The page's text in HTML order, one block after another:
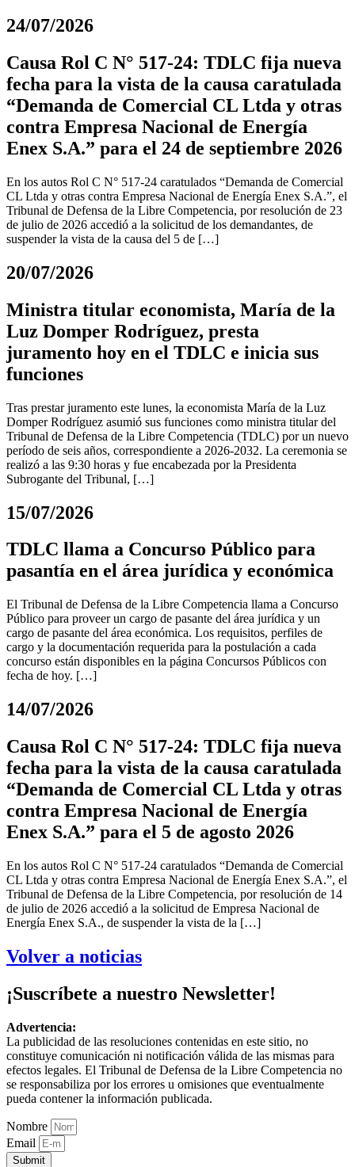
24/07/2026
Causa Rol C N° 517-24: TDLC fija nueva
fecha para la vista de la causa caratulada
“Demanda de Comercial CL Ltda y otras
contra Empresa Nacional de Energía
Enex S.A.” para el 24 de septiembre 2026
En los autos Rol C N° 517-24 caratulados “Demanda de Comercial
CL Ltda y otras contra Empresa Nacional de Energía Enex S.A.”, el
Tribunal de Defensa de la Libre Competencia, por resolución de 23
de julio de 2026 accedió a la solicitud de los demandantes, de
suspender la vista de la causa del 5 de […]
20/07/2026
Ministra titular economista, María de la
Luz Domper Rodríguez, presta
juramento hoy en el TDLC e inicia sus
funciones
Tras prestar juramento este lunes, la economista María de la Luz
Domper Rodríguez asumió sus funciones como ministra titular del
Tribunal de Defensa de la Libre Competencia (TDLC) por un nuevo
período de seis años, correspondiente a 2026-2032. La ceremonia se
realizó a las 9:30 horas y fue encabezada por la Presidenta
Subrogante del Tribunal, […]
15/07/2026
TDLC llama a Concurso Público para
pasantía en el área jurídica y económica
El Tribunal de Defensa de la Libre Competencia llama a Concurso
Público para proveer un cargo de pasante del área jurídica y un
cargo de pasante del área económica. Los requisitos, perfiles de
cargo y la documentación requerida para la postulación a cada
concurso están disponibles en la página Concursos Públicos con
fecha de hoy. […]
14/07/2026
Causa Rol C N° 517-24: TDLC fija nueva
fecha para la vista de la causa caratulada
“Demanda de Comercial CL Ltda y otras
contra Empresa Nacional de Energía
Enex S.A.” para el 5 de agosto 2026
En los autos Rol C N° 517-24 caratulados “Demanda de Comercial
CL Ltda y otras contra Empresa Nacional de Energía Enex S.A.”, el
Tribunal de Defensa de la Libre Competencia, por resolución de 14
de julio de 2026 accedió a la solicitud de Empresa Nacional de
Energía Enex S.A., de suspender la vista de la […]
Volver a noticias
¡Suscríbete a nuestro Newsletter!
Advertencia:
La publicidad de las resoluciones contenidas en este sitio, no
constituye comunicación ni notificación válida de las mismas para
efectos legales. El Tribunal de Defensa de la Libre Competencia no
se responsabiliza por los errores u omisiones que eventualmente
pueda contener la información publicada.
Nombre
Email
Submit